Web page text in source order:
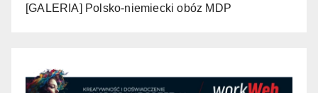
[GALERIA] Polsko-niemiecki obóz MDP